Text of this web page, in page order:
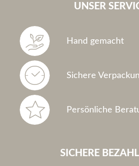
UNSER
Hand gemacht
Sichere
Persönliche
SICHERE